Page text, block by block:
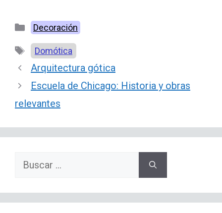
Categorías
Decoración
Etiquetas
Domótica
Arquitectura gótica
Escuela de Chicago: Historia y obras
relevantes
Buscar: